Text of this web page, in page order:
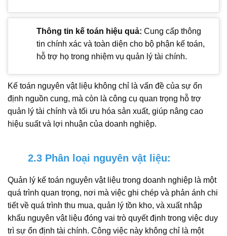
Thông tin kế toán hiệu quả: Cung cấp thông
tin chính xác và toàn diện cho bộ phận kế toán,
hỗ trợ họ trong nhiệm vụ quản lý tài chính.
Kế toán nguyên vật liệu không chỉ là vấn đề của sự ổn
định nguồn cung, mà còn là công cụ quan trọng hỗ trợ
quản lý tài chính và tối ưu hóa sản xuất, giúp nâng cao
hiệu suất và lợi nhuận của doanh nghiệp.
2.3 Phân loại nguyên vật liệu:
Quản lý kế toán nguyên vật liệu trong doanh nghiệp là một
quá trình quan trọng, nơi mà việc ghi chép và phản ánh chi
tiết về quá trình thu mua, quản lý tồn kho, và xuất nhập
khẩu nguyên vật liệu đóng vai trò quyết định trong việc duy
trì sự ổn định tài chính. Công việc này không chỉ là một